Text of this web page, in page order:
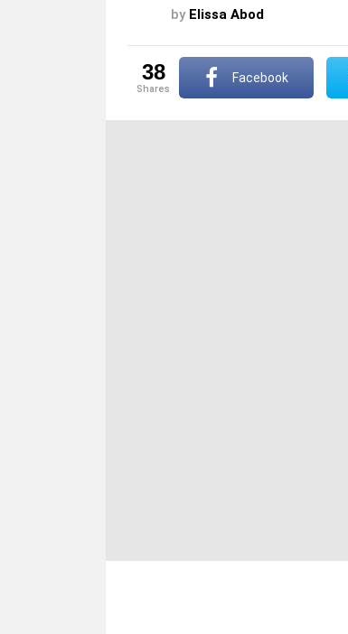
by Elissa Abod
38
shares
Facebook